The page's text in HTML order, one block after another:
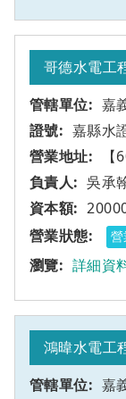
哥德水電工
嘉
嘉縣水
吳承
詳細資
鴻暐水電工
嘉